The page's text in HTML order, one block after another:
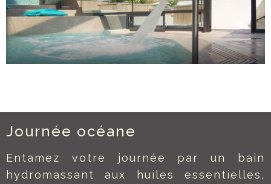
Journée océane
Entamez votre journée par un bain
hydromassant aux huiles essentielles,